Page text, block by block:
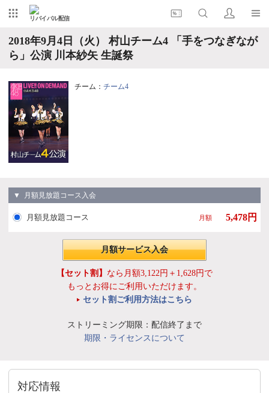
リバイバル配信
2018年9月4日（火） 村山チーム4 「手をつなぎなが
ら」公演 川本紗矢 生誕祭
チーム： チーム4
▼ 月額見放題コース入会
月額見放題コース 月額 5,478円
月額サービス入会
【セット割】 なら月額3,122円＋1,628円で
もっとお得にご利用いただけます。
セット割ご利用方法はこちら
ストリーミング期限：配信終了まで
期限・ライセンスについて
対応情報